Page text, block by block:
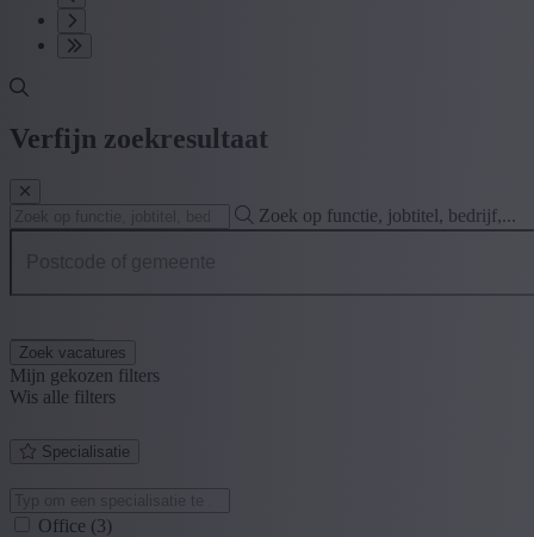
Verfijn zoekresultaat
Zoek op functie, jobtitel, bedrijf,...
Zoek vacatures
Mijn gekozen filters
Wis alle filters
Specialisatie
Office (3)